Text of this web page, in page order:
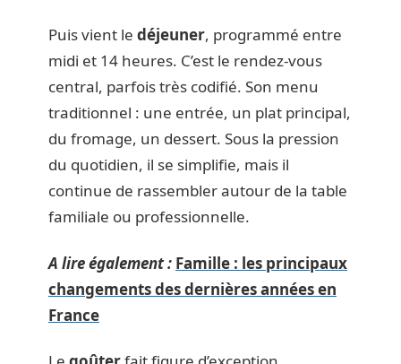
Puis vient le déjeuner, programmé entre
midi et 14 heures. C’est le rendez-vous
central, parfois très codifié. Son menu
traditionnel : une entrée, un plat principal,
du fromage, un dessert. Sous la pression
du quotidien, il se simplifie, mais il
continue de rassembler autour de la table
familiale ou professionnelle.
A lire également : Famille : les principaux
changements des dernières années en
France